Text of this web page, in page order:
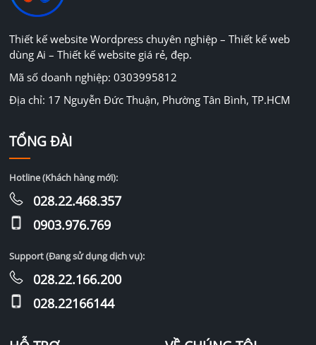
Thiết kế website Wordpress chuyên nghiệp – Thiết kế web
dùng Ai – Thiết kế website giá rẻ, đẹp.
Mã số doanh nghiệp: 0303995812
Địa chỉ: 17 Nguyễn Đức Thuận, Phường Tân Bình, TP.HCM
TỔNG ĐÀI
Hotline (Khách hàng mới):
028.22.468.357
0903.976.769
Support (Đang sử dụng dịch vụ):
028.22.166.200
028.22166144